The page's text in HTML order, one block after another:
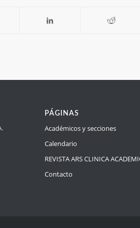
PÁGINAS
Académicos y secciones
Calendario
REVISTA ARS CLINICA
Contacto